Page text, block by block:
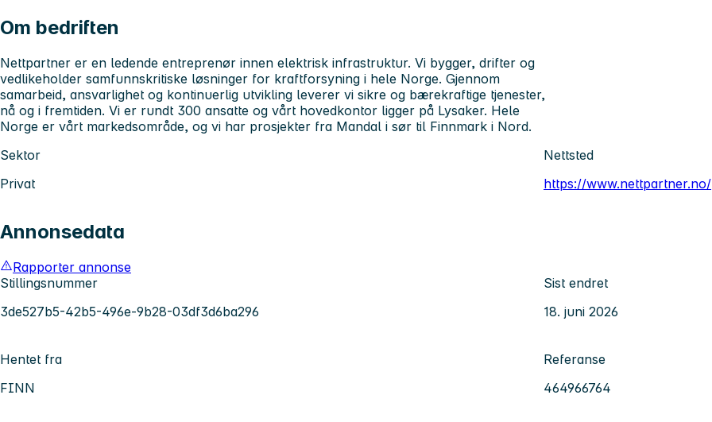
Om bedriften
Nettpartner er en ledende entreprenør innen elektrisk infrastruktur. Vi bygger, drifter og
vedlikeholder samfunnskritiske løsninger for kraftforsyning i hele Norge. Gjennom
samarbeid, ansvarlighet og kontinuerlig utvikling leverer vi sikre og bærekraftige tjenester,
nå og i fremtiden. Vi er rundt 300 ansatte og vårt hovedkontor ligger på Lysaker. Hele
Norge er vårt markedsområde, og vi har prosjekter fra Mandal i sør til Finnmark i Nord.
Sektor
Privat
Nettsted
https://www.nettpartner.no/
Annonsedata
Rapporter annonse
Stillingsnummer
3de527b5-42b5-496e-9b28-03df3d6ba296
Sist endret
18. juni 2026
Hentet fra
FINN
Referanse
464966764